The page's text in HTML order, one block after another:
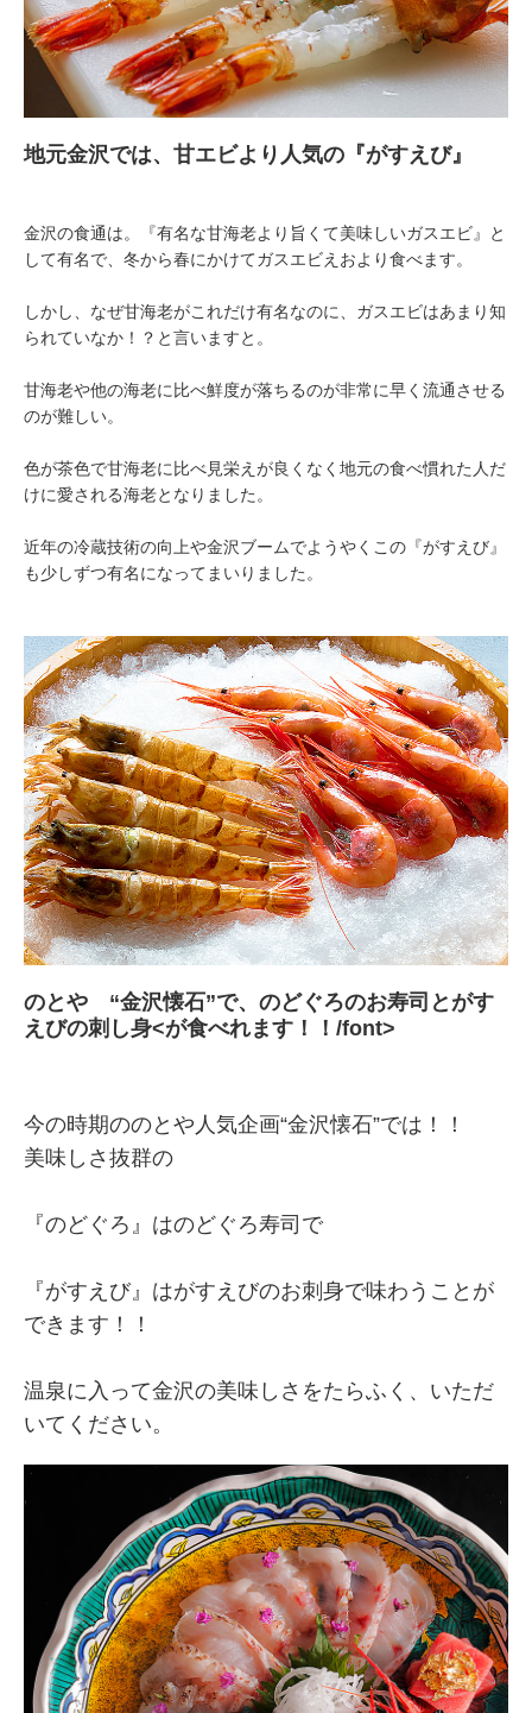
地元金沢では、甘エビより人気の『がすえび』
金沢の食通は。『有名な甘海老より旨くて美味しいガスエビ』と
して有名で、冬から春にかけてガスエビえおより食べます。
しかし、なぜ甘海老がこれだけ有名なのに、ガスエビはあまり知
られていなか！？と言いますと。
甘海老や他の海老に比べ鮮度が落ちるのが非常に早く流通させる
のが難しい。
色が茶色で甘海老に比べ見栄えが良くなく地元の食べ慣れた人だ
けに愛される海老となりました。
近年の冷蔵技術の向上や金沢ブームでようやくこの『がすえび』
も少しずつ有名になってまいりました。
のとや “金沢懐石”で、のどぐろのお寿司とがす
えびの刺し身<が食べれます！！/font>
今の時期ののとや人気企画“金沢懐石”では！！
美味しさ抜群の
『のどぐろ』はのどぐろ寿司で
『がすえび』はがすえびのお刺身で味わうことが
できます！！
温泉に入って金沢の美味しさをたらふく、いただ
いてください。